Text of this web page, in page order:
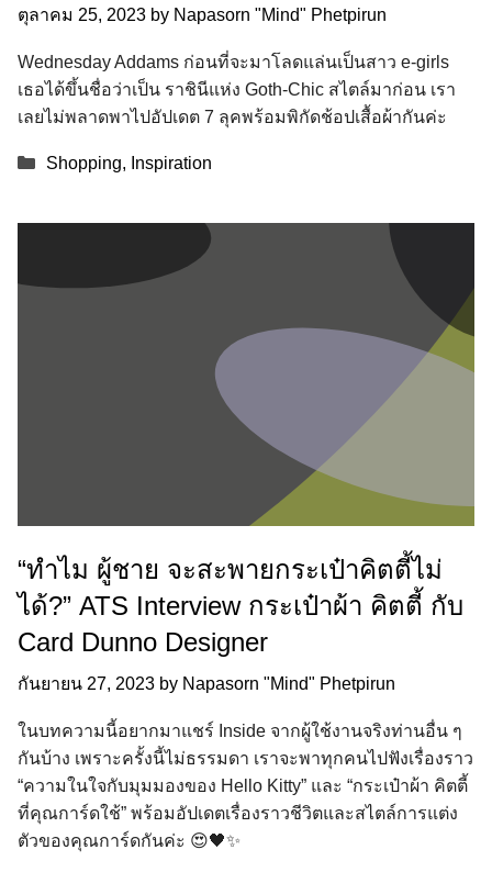
ตุลาคม 25, 2023 by Napasorn "Mind" Phetpirun
Wednesday Addams ก่อนที่จะมาโลดแล่นเป็นสาว e-girls
เธอได้ขึ้นชื่อว่าเป็น ราชินีแห่ง Goth-Chic สไตล์มาก่อน เรา
เลยไม่พลาดพาไปอัปเดต 7 ลุคพร้อมพิกัดช้อปเสื้อผ้ากันค่ะ
Categories
Shopping, Inspiration
“ทำไม ผู้ชาย จะสะพายกระเป๋าคิตตี้ไม่
ได้?” ATS Interview กระเป๋าผ้า คิตตี้ กับ
Card Dunno Designer
กันยายน 27, 2023 by Napasorn "Mind" Phetpirun
ในบทความนี้อยากมาแชร์ Inside จากผู้ใช้งานจริงท่านอื่น ๆ
กันบ้าง เพราะครั้งนี้ไม่ธรรมดา เราจะพาทุกคนไปฟังเรื่องราว
“ความในใจกับมุมมองของ Hello Kitty” และ “กระเป๋าผ้า คิตตี้
ที่คุณการ์ดใช้” พร้อมอัปเดตเรื่องราวชีวิตและสไตล์การแต่ง
ตัวของคุณการ์ดกันค่ะ 😍🖤✨